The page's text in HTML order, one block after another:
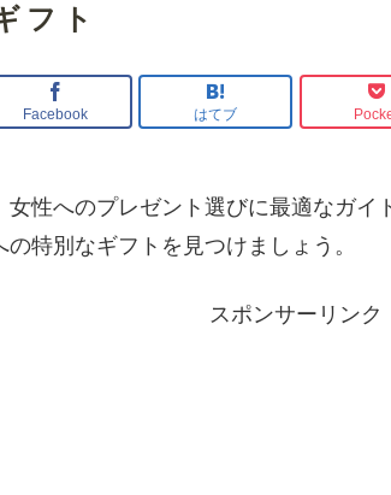
フト
Facebook はてブ
女性へのプレゼント選びに最適なガ
の特別なギフトを見つけましょう。
スポンサーリンク